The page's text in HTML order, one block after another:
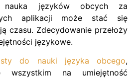
nauka języków obcych za
aplikacji może stać się
czasu. Zdecydowanie przełoży
językowe.
do nauki języka obcego,
wszystkim na umiejętność